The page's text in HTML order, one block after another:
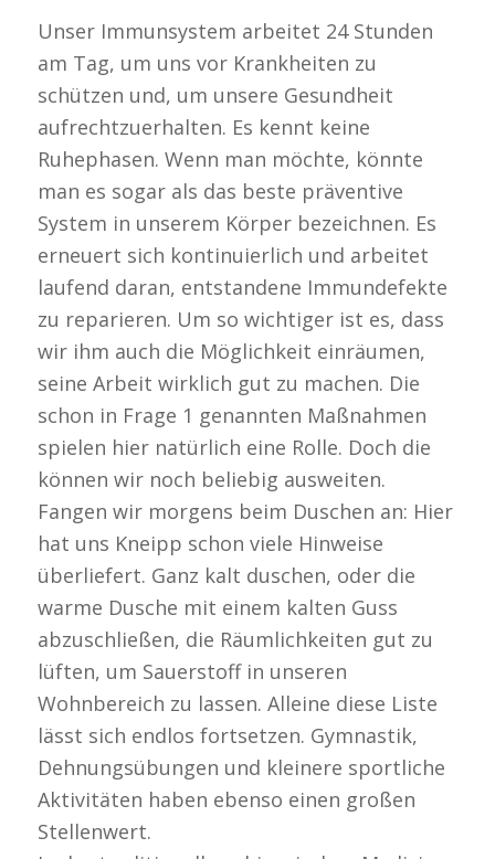
Unser Immunsystem arbeitet 24 Stunden
am Tag, um uns vor Krankheiten zu
schützen und, um unsere Gesundheit
aufrechtzuerhalten. Es kennt keine
Ruhephasen. Wenn man möchte, könnte
man es sogar als das beste präventive
System in unserem Körper bezeichnen. Es
erneuert sich kontinuierlich und arbeitet
laufend daran, entstandene Immundefekte
zu reparieren. Um so wichtiger ist es, dass
wir ihm auch die Möglichkeit einräumen,
seine Arbeit wirklich gut zu machen. Die
schon in Frage 1 genannten Maßnahmen
spielen hier natürlich eine Rolle. Doch die
können wir noch beliebig ausweiten.
Fangen wir morgens beim Duschen an: Hier
hat uns Kneipp schon viele Hinweise
überliefert. Ganz kalt duschen, oder die
warme Dusche mit einem kalten Guss
abzuschließen, die Räumlichkeiten gut zu
lüften, um Sauerstoff in unseren
Wohnbereich zu lassen. Alleine diese Liste
lässt sich endlos fortsetzen. Gymnastik,
Dehnungsübungen und kleinere sportliche
Aktivitäten haben ebenso einen großen
Stellenwert.